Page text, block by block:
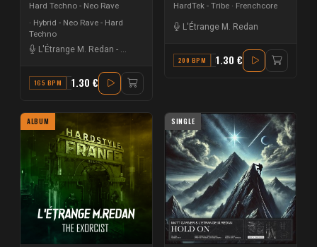
Hard Techno - Neo Rave
Hybrid - Neo Rave - Hard
Techno
L'Étrange M. Redan - The Surge Project
165 BPM D1.30 €
HardTek - Tribe Frenchcore
L'Étrange M. Redan
200 BPM E1.30 €
ALBUM SINGLE